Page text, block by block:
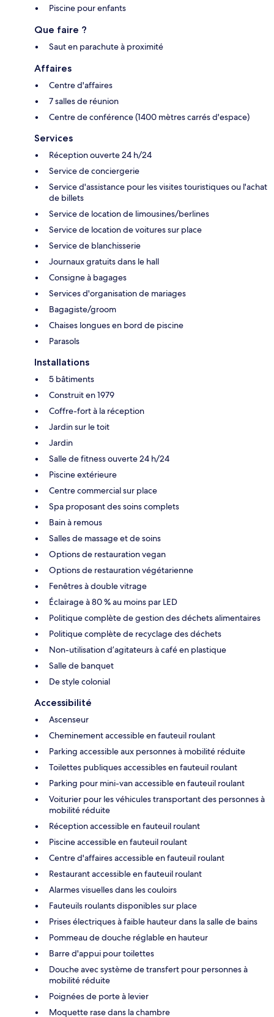
Piscine pour enfants
Que faire ?
Saut en parachute à proximité
Affaires
Centre d'affaires
7 salles de réunion
Centre de conférence (1400 mètres carrés d'espace)
Services
Réception ouverte 24 h/24
Service de conciergerie
Service d'assistance pour les visites touristiques ou l'achat
de billets
Service de location de limousines/berlines
Service de location de voitures sur place
Service de blanchisserie
Journaux gratuits dans le hall
Consigne à bagages
Services d'organisation de mariages
Bagagiste/groom
Chaises longues en bord de piscine
Parasols
Installations
5 bâtiments
Construit en 1979
Coffre-fort à la réception
Jardin sur le toit
Jardin
Salle de fitness ouverte 24 h/24
Piscine extérieure
Centre commercial sur place
Spa proposant des soins complets
Bain à remous
Salles de massage et de soins
Options de restauration vegan
Options de restauration végétarienne
Fenêtres à double vitrage
Éclairage à 80 % au moins par LED
Politique complète de gestion des déchets alimentaires
Politique complète de recyclage des déchets
Non-utilisation d’agitateurs à café en plastique
Salle de banquet
De style colonial
Accessibilité
Ascenseur
Cheminement accessible en fauteuil roulant
Parking accessible aux personnes à mobilité réduite
Toilettes publiques accessibles en fauteuil roulant
Parking pour mini-van accessible en fauteuil roulant
Voiturier pour les véhicules transportant des personnes à
mobilité réduite
Réception accessible en fauteuil roulant
Piscine accessible en fauteuil roulant
Centre d'affaires accessible en fauteuil roulant
Restaurant accessible en fauteuil roulant
Alarmes visuelles dans les couloirs
Fauteuils roulants disponibles sur place
Prises électriques à faible hauteur dans la salle de bains
Pommeau de douche réglable en hauteur
Barre d'appui pour toilettes
Douche avec système de transfert pour personnes à
mobilité réduite
Poignées de porte à levier
Moquette rase dans la chambre